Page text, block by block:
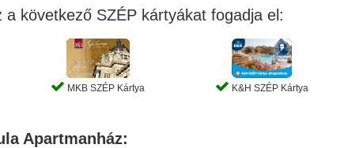
a következő SZÉP kártyákat fogadja el:
MKB SZÉP Kártya K&H SZÉP Kártya
Apartmanház: